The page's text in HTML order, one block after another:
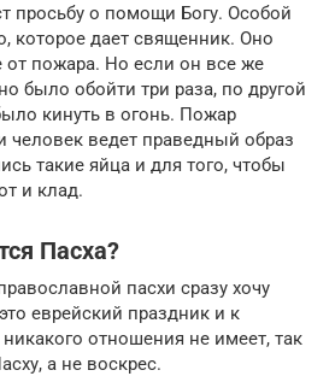
просьбу о помощи Богу. Особой
которое дает священник. Оно
от пожара. Но если он все же
было обойти три раза, по другой
кинуть в огонь. Пожар
человек ведет праведный образ
такие яйца и для того, чтобы
и клад.
Пасха?
пасхи сразу хочу
еврейский праздник и к
отношения не имеет, так
а не воскрес.